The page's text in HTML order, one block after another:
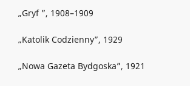
„Gryf ”, 1908–1909
„Katolik Codzienny”, 1929
„Nowa Gazeta Bydgoska”, 1921